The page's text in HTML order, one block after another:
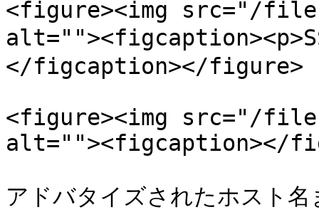
<figure><img src="/files/
</figcaption></figure>
<figure><img src="/files/
alt=""><figcaption></
アドバタイズされたホスト